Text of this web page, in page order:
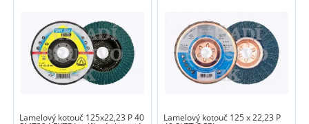
Lamelový kotouč 125x22,23 P 40 Lamelový kotouč 125 x 22,23 P